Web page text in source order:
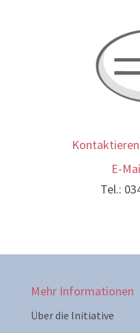
Kontaktieren
E-
Tel.:
Mehr Informationen
Über die Initiative